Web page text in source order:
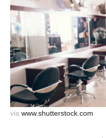
via www.shutterstock.com